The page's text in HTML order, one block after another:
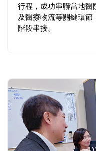
行程，成功串聯當地醫
及醫療物流等關鍵環
階段串接。